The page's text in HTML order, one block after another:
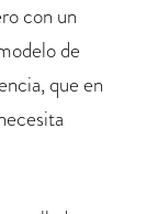
con un
de
que en